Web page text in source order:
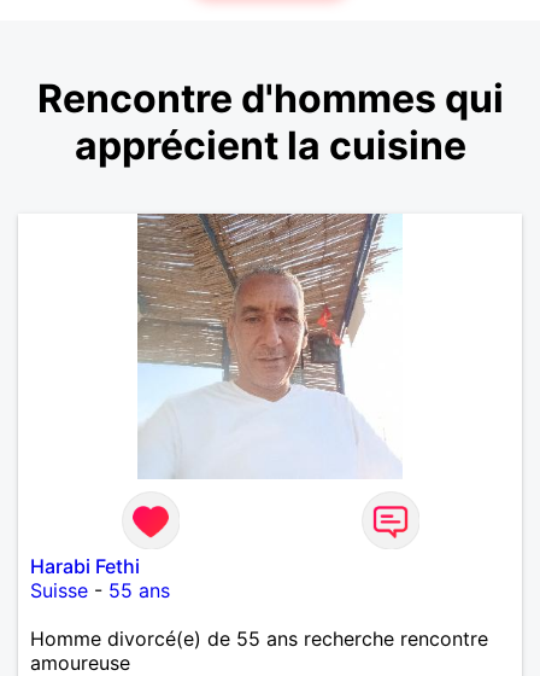
Rencontre d'hommes qui
apprécient la cuisine
Harabi Fethi
Suisse - 55 ans
Homme divorcé(e) de 55 ans recherche rencontre
amoureuse